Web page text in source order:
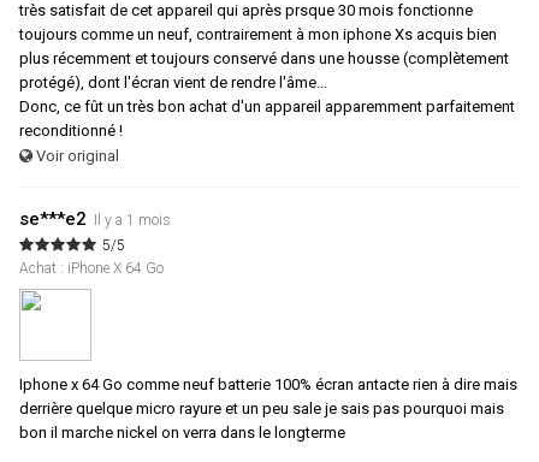
très satisfait de cet appareil qui après prsque 30 mois fonctionne
toujours comme un neuf, contrairement à mon iphone Xs acquis bien
plus récemment et toujours conservé dans une housse (complètement
protégé), dont l'écran vient de rendre l'âme...
Donc, ce fût un très bon achat d'un appareil apparemment parfaitement
reconditionné !
Voir original
se***e2
Il y a 1 mois
5/5
Achat : iPhone X 64 Go
Iphone x 64 Go comme neuf batterie 100% écran antacte rien à dire mais
derrière quelque micro rayure et un peu sale je sais pas pourquoi mais
bon il marche nickel on verra dans le longterme